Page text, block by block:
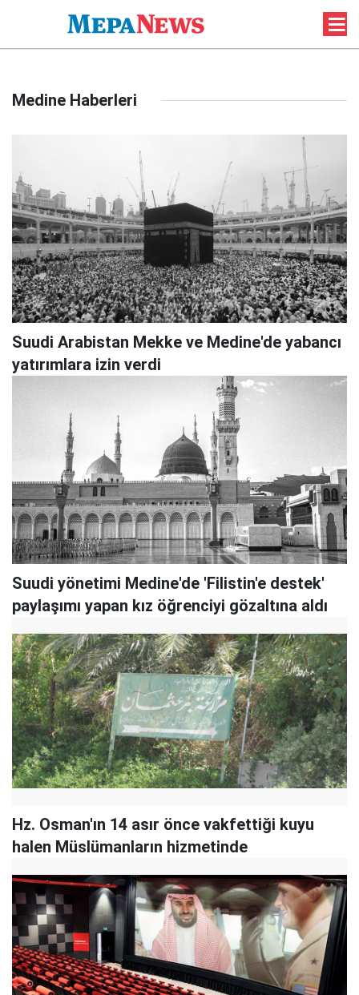
Medine Haberleri
Suudi Arabistan Mekke ve Medine'de yabancı
yatırımlara izin verdi
Suudi yönetimi Medine'de 'Filistin'e destek'
paylaşımı yapan kız öğrenciyi gözaltına aldı
Hz. Osman'ın 14 asır önce vakfettiği kuyu
halen Müslümanların hizmetinde